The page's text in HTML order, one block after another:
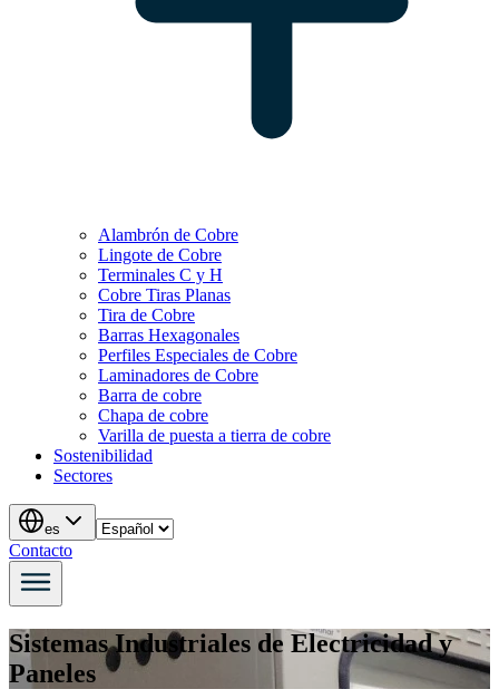
Alambrón de Cobre
Lingote de Cobre
Terminales C y H
Cobre Tiras Planas
Tira de Cobre
Barras Hexagonales
Perfiles Especiales de Cobre
Laminadores de Cobre
Barra de cobre
Chapa de cobre
Varilla de puesta a tierra de cobre
Sostenibilidad
Sectores
es
Contacto
Sistemas Industriales de Electricidad y
Paneles